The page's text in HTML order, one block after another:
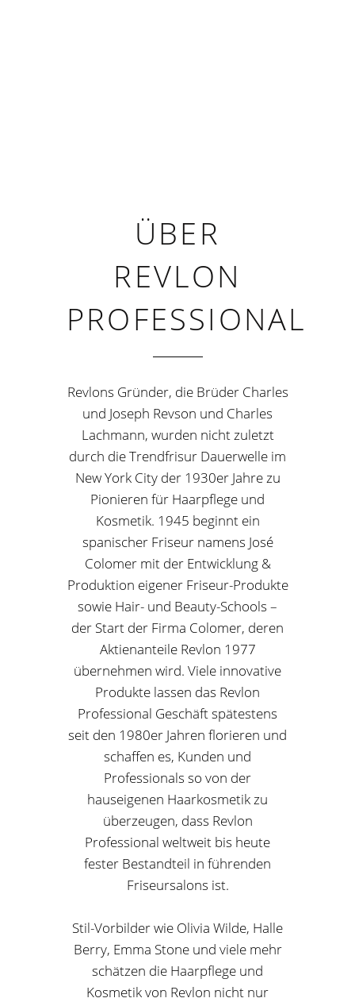
ÜBER
REVLON
PROFESSIONAL
Revlons Gründer, die Brüder Charles
und Joseph Revson und Charles
Lachmann, wurden nicht zuletzt
durch die Trendfrisur Dauerwelle im
New York City der 1930er Jahre zu
Pionieren für Haarpflege und
Kosmetik. 1945 beginnt ein
spanischer Friseur namens José
Colomer mit der Entwicklung &
Produktion eigener Friseur-Produkte
sowie Hair- und Beauty-Schools –
der Start der Firma Colomer, deren
Aktienanteile Revlon 1977
übernehmen wird. Viele innovative
Produkte lassen das Revlon
Professional Geschäft spätestens
seit den 1980er Jahren florieren und
schaffen es, Kunden und
Professionals so von der
hauseigenen Haarkosmetik zu
überzeugen, dass Revlon
Professional weltweit bis heute
fester Bestandteil in führenden
Friseursalons ist.
Stil-Vorbilder wie Olivia Wilde, Halle
Berry, Emma Stone und viele mehr
schätzen die Haarpflege und
Kosmetik von Revlon nicht nur